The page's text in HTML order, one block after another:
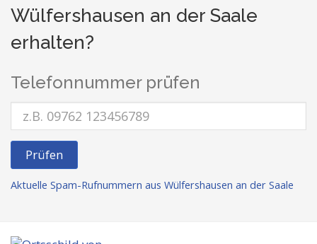
Wülfershausen an der Saale
erhalten?
Telefonnummer prüfen
Prüfen
Aktuelle Spam-Rufnummern aus Wülfershausen an der Saale